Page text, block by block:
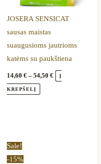
JOSERA SENSICAT
sausas maistas
suaugusioms jautrioms
katėms su paukštiena
14,60 € – 54,50 € Į
KREPŠELĮ
options
may
be
chosen
on
the
Sale!
-15%